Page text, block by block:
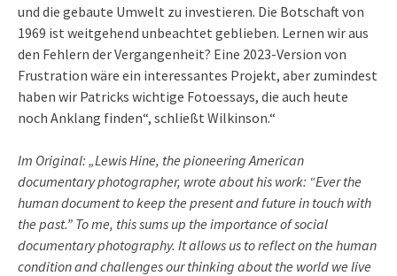
und die gebaute Umwelt zu investieren. Die Botschaft von
1969 ist weitgehend unbeachtet geblieben. Lernen wir aus
den Fehlern der Vergangenheit? Eine 2023-Version von
Frustration wäre ein interessantes Projekt, aber zumindest
haben wir Patricks wichtige Fotoessays, die auch heute
noch Anklang finden“, schließt Wilkinson.“
Im Original: „Lewis Hine, the pioneering American
documentary photographer, wrote about his work: “Ever the
human document to keep the present and future in touch with
the past.” To me, this sums up the importance of social
documentary photography. It allows us to reflect on the human
condition and challenges our thinking about the world we live